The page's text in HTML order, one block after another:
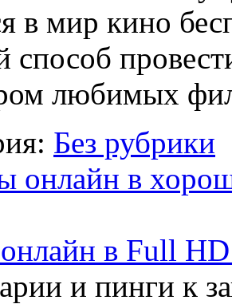
в мир кино
способ
любимых
Без рубрики
в
в Full HD
и пинги к